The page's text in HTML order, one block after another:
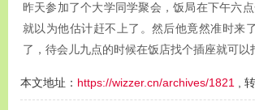
昨天参加了个大学同学聚会，饭局在下午六
就以为他估计赶不上了。然后他竟然准时来
了，待会儿九点的时候在饭店找个插座就可以
本文地址： https://wizzer.cn/archives/1821 ,